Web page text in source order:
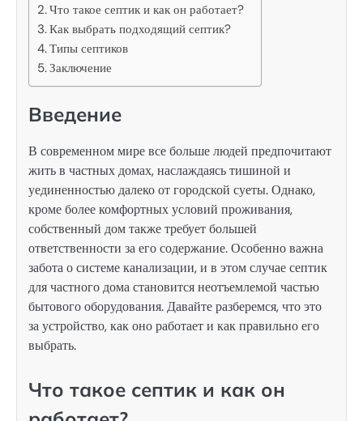
Что такое септик и как он работает?
Как выбрать подходящий септик?
Типы септиков
Заключение
Введение
В современном мире все больше людей предпочитают
жить в частных домах, наслаждаясь тишиной и
уединенностью далеко от городской суеты. Однако,
кроме более комфортных условий проживания,
собственный дом также требует большей
ответственности за его содержание. Особенно важна
забота о системе канализации, и в этом случае септик
для частного дома становится неотъемлемой частью
бытового оборудования. Давайте разберемся, что это
за устройство, как оно работает и как правильно его
выбрать.
Что такое септик и как он